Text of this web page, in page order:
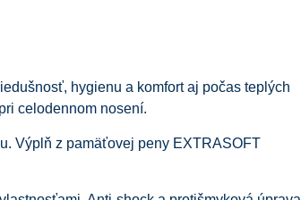
hygienu a komfort aj počas teplých
celodennom nosení.
Výplň z pamäťovej peny EXTRASOFT